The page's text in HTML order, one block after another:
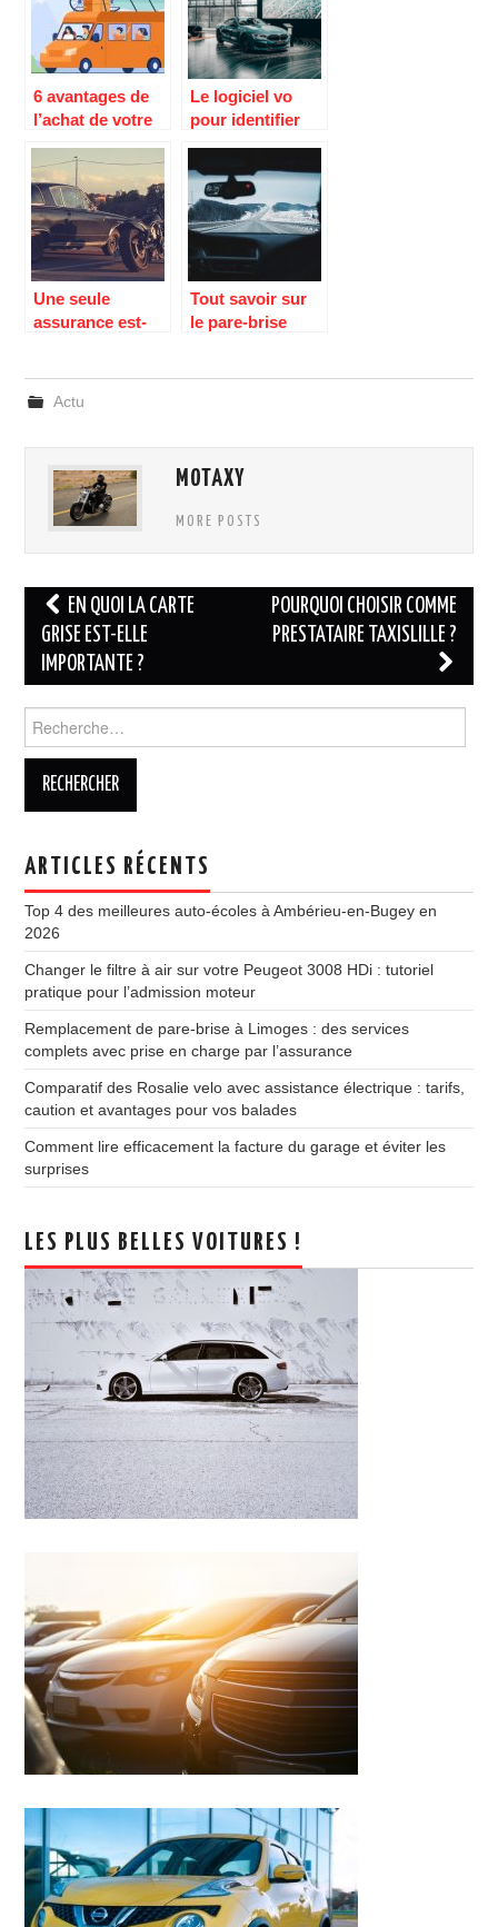
6 avantages de
l’achat de votre
van
Le logiciel vo
pour identifier
facilement un
vehicule
Une seule
assurance est-
et ma moto ?
Tout savoir sur
le pare-brise
Actu
MOTAXY
MORE POSTS
Navigation
des
articles
EN QUOI LA CARTE
GRISE EST-ELLE
IMPORTANTE ?
POURQUOI CHOISIR COMME
PRESTATAIRE TAXISLILLE ?
ARTICLES RÉCENTS
Top 4 des meilleures auto-écoles à Ambérieu-en-Bugey en
2026
Changer le filtre à air sur votre Peugeot 3008 HDi : tutoriel
pratique pour l’admission moteur
Remplacement de pare-brise à Limoges : des services
complets avec prise en charge par l’assurance
Comparatif des Rosalie velo avec assistance électrique : tarifs,
caution et avantages pour vos balades
Comment lire efficacement la facture du garage et éviter les
surprises
LES PLUS BELLES VOITURES !